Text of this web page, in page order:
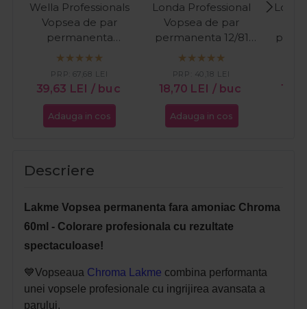
Wella Professionals
Vopsea de par
permanenta
Koleston Perfect
blonde albastrui
cenusiu 60ml
39,63 LEI / buc
PRP:67,68 LEI
Adauga in cos
Londa Professional
Vopsea de par
permanenta 12/81
blond special perlat
18,70 LEI / buc
PRP: 40,18 LEI
Adauga in cos
Descriere
Lakme Vopsea permanenta fara amoniac Chroma
60ml - Colorare profesionala cu rezultate
spectaculoase!
💙Vopseaua Chroma Lakme combina performanta
unei vopsele profesionale cu ingrijirea avansata a
parului.